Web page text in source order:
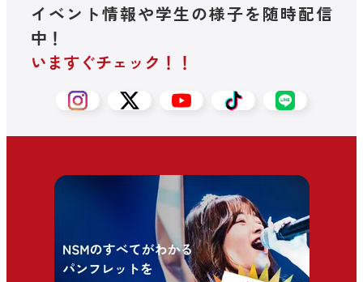
イベント情報や学生の様子を随時配信
中！
いますぐチェック！！